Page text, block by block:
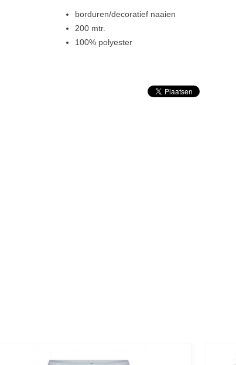
borduren/decoratief naaien
200 mtr.
100% polyester